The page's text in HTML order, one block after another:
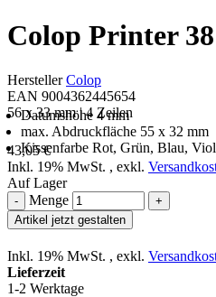
Colop Printer
HerstellerColop
EAN 9004362445654
56 x 33 mm | 4 Zeilen
Datumshöhe 4 mm
max. Abdruckfläche 55 x 32 mm
Kissenfarbe Rot, Grün, Blau,
43,05 €
Inkl. 19% MwSt. , exkl.
Auf Lager
- Menge
+
Artikel jetzt gestalten
Inkl. 19% MwSt. , exkl.
Lieferzeit
1-2 Werktage